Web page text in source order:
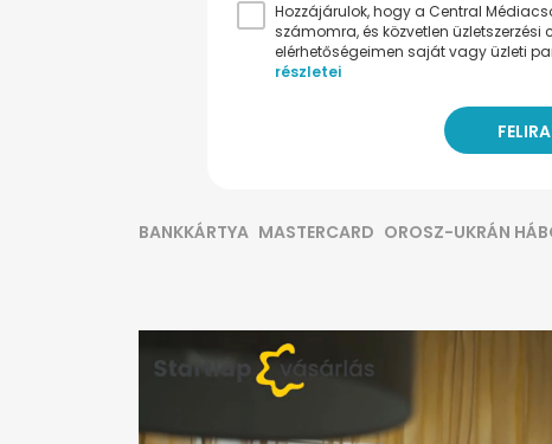
Hozzájárulok, hogy a Central
számomra, és közvetlen
elérhetőségeimen saját vagy üzleti
részletei
BANKKÁRTYA MASTERCARD OROSZ-UKRÁN